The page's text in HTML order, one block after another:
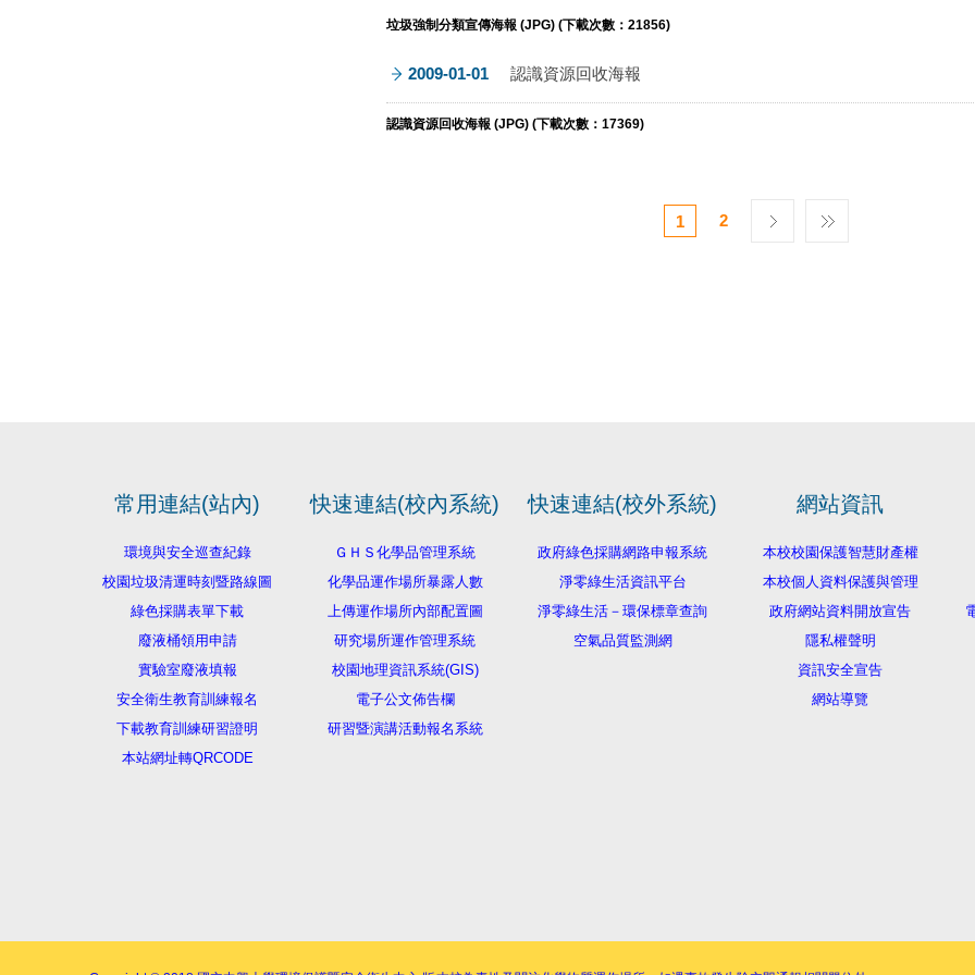
垃圾強制分類宣傳海報 (JPG) (下載次數：21856)
2009-01-01 認識資源回收海報
認識資源回收海報 (JPG) (下載次數：17369)
1 2
常用連結(站內)
環境與安全巡查紀錄
校園垃圾清運時刻暨路線圖
綠色採購表單下載
廢液桶領用申請
實驗室廢液填報
安全衛生教育訓練報名
下載教育訓練研習證明
本站網址轉QRCODE
快速連結(校內系統)
ＧＨＳ化學品管理系統
化學品運作場所暴露人數
上傳運作場所內部配置圖
研究場所運作管理系統
校園地理資訊系統(GIS)
電子公文佈告欄
研習暨演講活動報名系統
快速連結(校外系統)
政府綠色採購網路申報系統
淨零綠生活資訊平台
淨零綠生活－環保標章查詢
空氣品質監測網
網站資訊
本校校園保護智慧財產權
本校個人資料保護與管理
政府網站資料開放宣告
隱私權聲明
資訊安全宣告
網站導覽